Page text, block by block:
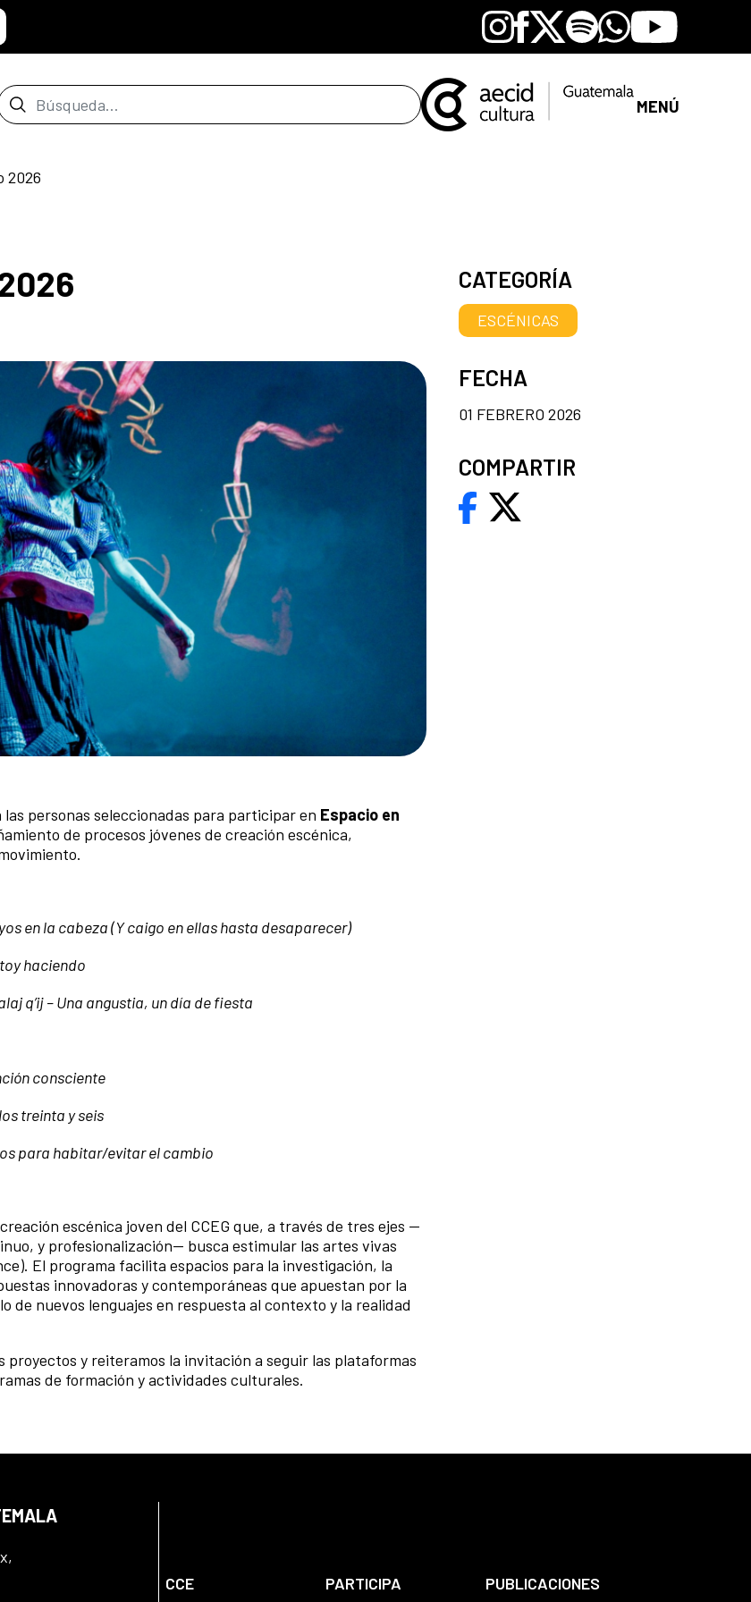
Instagram
Facebook
X SpotifyWhatsapp
Youtube
de búsqueda MENÚ
2026
personas seleccionadas para participar en Espacio en
de procesos jóvenes de creación escénica,
en la cabeza(Y caigo en ellas hasta desaparecer)
haciendo
q’ij – Una angustia, un día de fiesta
consciente
treinta y seis
para habitar/evitar el cambio
escénica joven del CCEG que, a través de tres ejes —
y profesionalización— busca estimular las artes vivas
El programa facilita espacios para la investigación, la
innovadoras y contemporáneas que apuestan por la
nuevos lenguajes en respuesta al contexto y la realidad
proyectos y reiteramos la invitación a seguir las plataformas
de formación y actividades culturales.
CATEGORÍA
ESCÉNICAS
FECHA
01 FEBRERO 2026
COMPARTIR
CCE PARTICIPA
PUBLICACIONES